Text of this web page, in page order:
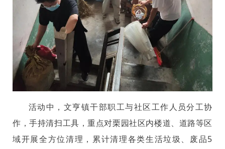
活动中，文亨镇干部职工与社区工作人员分工协
作，手持清扫工具，重点对栗园社区内楼道、道路等区
域开展全方位清理，累计清理各类生活垃圾、废品5